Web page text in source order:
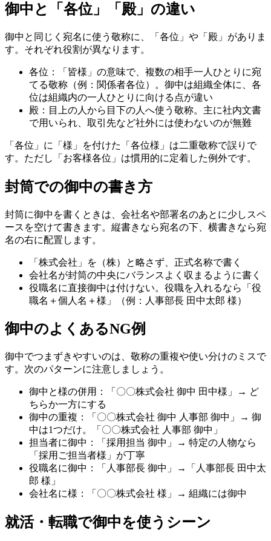
御中と「各位」「殿」の違い
御中と同じく宛名に使う敬称に、「各位」や「殿」がありま
す。それぞれ役割が異なります。
各位：「皆様」の意味で、複数の相手一人ひとりに宛
てる敬称（例：関係者各位）。御中は組織全体に、各
位は組織内の一人ひとりに向ける点が違い
殿：目上の人から目下の人へ使う敬称。主に社内文書
で用いられ、取引先など社外には使わないのが無難
「各位」に「様」を付けた「各位様」は二重敬称で誤りで
す。ただし「お客様各位」は慣用的に定着した例外です。
封筒での御中の書き方
封筒に御中を書くときは、会社名や部署名のあとに少しスペ
ースを空けて書きます。縦書きなら宛名の下、横書きなら宛
名の右に配置します。
「株式会社」を（株）と略さず、正式名称で書く
会社名が封筒の中央にバランスよく収まるように書く
役職名に直接御中は付けない。役職を入れるなら「役
職名＋個人名＋様」（例：人事部長 田中太郎 様）
御中のよくあるNG例
御中でつまずきやすいのは、敬称の重複や使い分けのミスで
す。次のパターンに注意しましょう。
御中と様の併用：「〇〇株式会社 御中 田中様」→ ど
ちらか一方にする
御中の重複：「〇〇株式会社 御中 人事部 御中」→ 御
中は1つだけ。「〇〇株式会社 人事部 御中」
担当者に御中：「採用担当 御中」→ 特定の人物なら
「採用ご担当者様」が丁寧
役職名に御中：「人事部長 御中」→「人事部長 田中太
郎 様」
会社名に様：「〇〇株式会社 様」→ 組織には御中
就活・転職で御中を使うシーン